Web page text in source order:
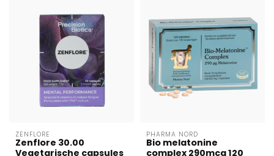
ZENFLORE
Zenflore 30.00
Vegetarische capsules
PHARMA NORD
Bio melatonine
complex 290mcg 120